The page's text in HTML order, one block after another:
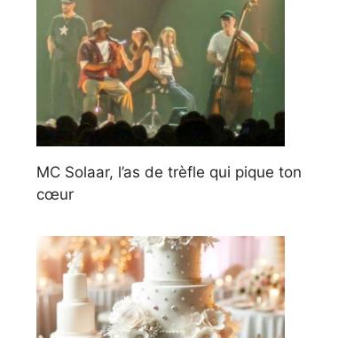
MC Solaar, l’as de trèfle qui pique ton
cœur